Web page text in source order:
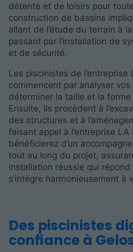
détente et de loisirs pour
construction de bassins
allant de l’étude du terrain à
passant par l’installation de
et de sécurité.
Les piscinistes de l’entreprise
commencent par analyser
déterminer la taille et la forme
Ensuite, ils procèdent à
des structures et à
faisant appel à l’entreprise LA
bénéficierez d’un
tout au long du projet,
installation réussie qui
s’intègre harmonieusement à
Des piscinistes
confiance à